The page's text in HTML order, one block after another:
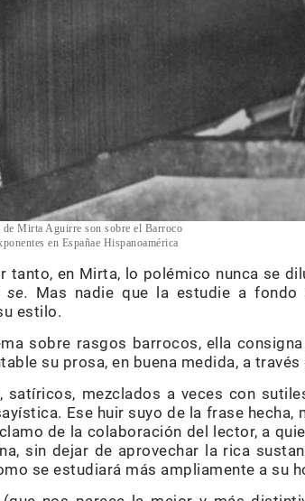
de Mirta Aguirre son sobre el Barroco
en Españae Hispanoamérica
en Mirta, lo polémico nunca se
se. Mas nadie que la estudie a fondo
estilo.
sobre rasgos barrocos, ella
su prosa, en buena medida, a
mezclados a veces con
Ese huir suyo de la frase hecha,
de la colaboración del lector, a
sin dejar de aprovechar la rica
se estudiará más ampliamente a su